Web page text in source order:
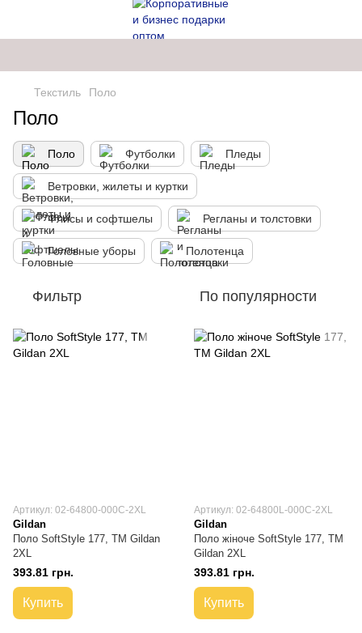
Текстиль Поло
Поло
Поло Футболки Пледы
Ветровки, жилеты и куртки
Флисы и софтшелы Регланы и толстовки
Головные уборы Полотенца
Фильтр По популярности
Артикул: 02-64800-000C-2XL
Gildan
Поло SoftStyle 177, TM Gildan
2XL
393.81 грн.
Купить
Артикул: 02-64800L-000C-2XL
Gildan
Поло жіноче SoftStyle 177, TM
Gildan 2XL
393.81 грн.
Купить